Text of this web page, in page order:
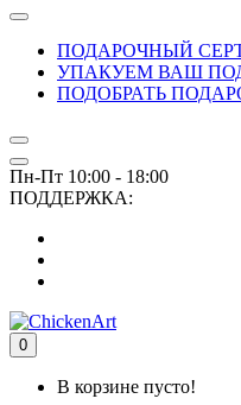
ПОДАРОЧНЫЙ
УПАКУЕМ ВАШ
ПОДОБРАТЬ
Пн-Пт 10:00 - 18:00
ПОДДЕРЖКА:
0
В корзине пусто!